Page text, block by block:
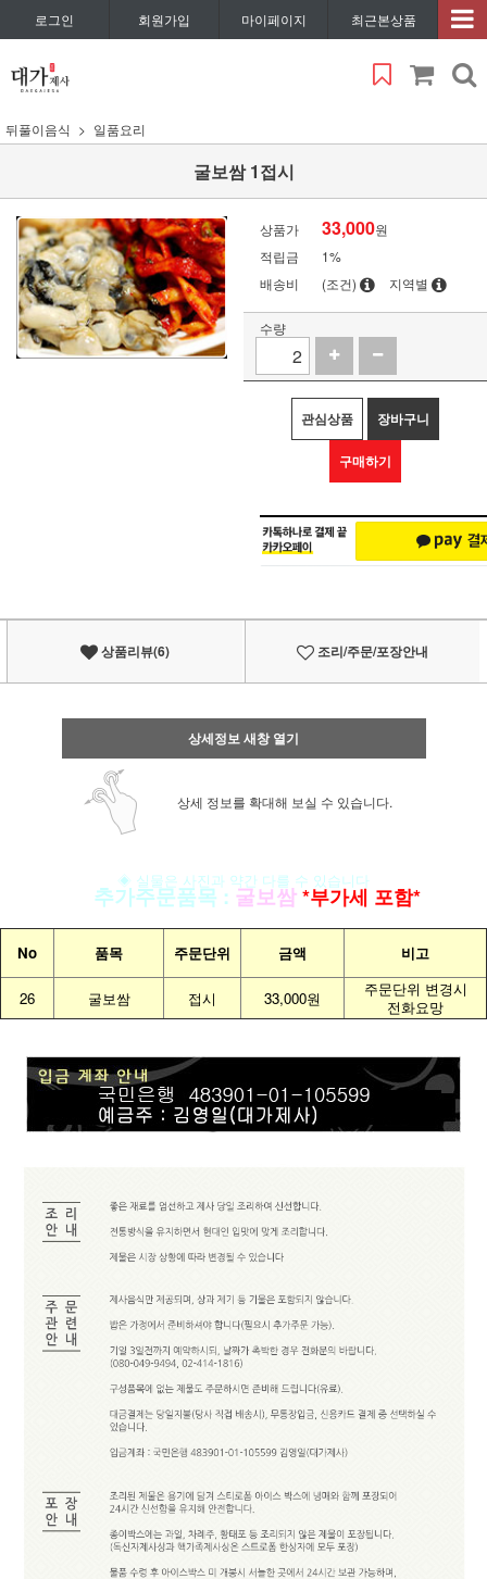
로그인 회원가입 마이페이지 최근본상품
뒤풀이음식 일품요리
굴보쌈 1접시
상품가 33,000원
적립금
1%
배송비
(조건) 지역별
수량
관심상품 장바구니
구매하기
상품리뷰(6) 조리/주문/포장안내
상세정보 새창 열기
상세 정보를 확대해 보실 수 있습니다.
◈ 실물은 사진과 약간 다를 수 있습니다
추가주문품목: 굴보쌈*부가세 포함*
No 품목 주문단위 금액 비고
26 굴보쌈 접시 33,000원
주문단위 변경시
전화요망